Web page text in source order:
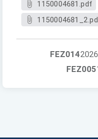
1150004681.pdf
FEZ014
FEZ005